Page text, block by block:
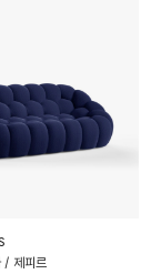
/ 제피르